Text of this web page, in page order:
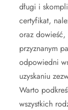
długi i
certyfikat,
oraz dowieść,
przyznanym
odpowiedni
uzyskaniu
Warto
wszystkich